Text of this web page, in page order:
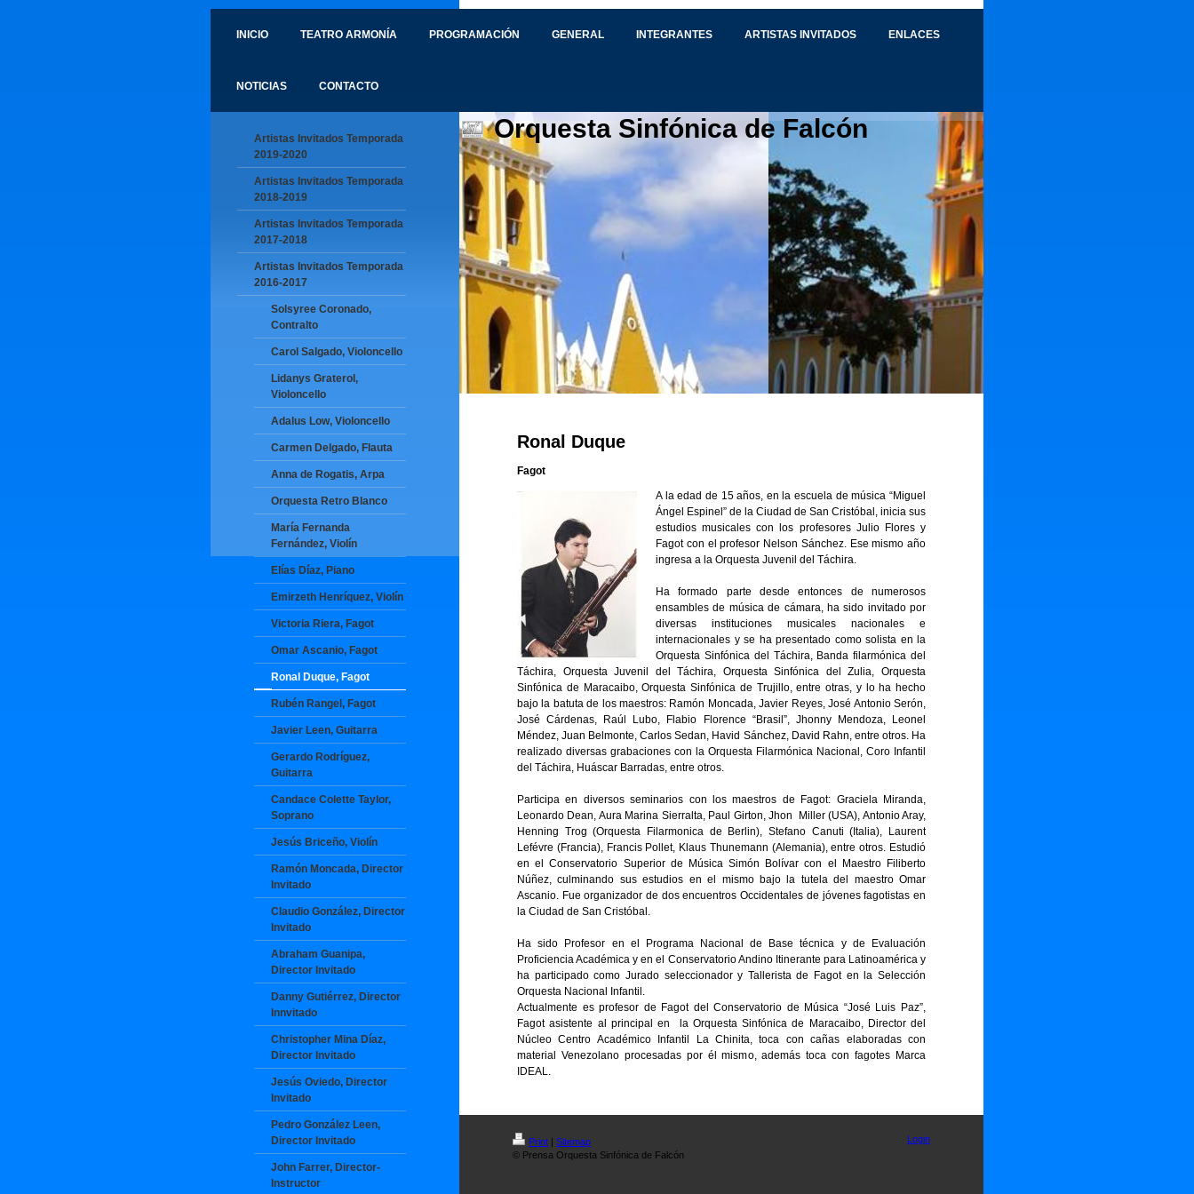
INICIO TEATRO ARMONÍA PROGRAMACIÓN GENERAL INTEGRANTES ARTISTAS INVITADOS ENLACES
NOTICIAS CONTACTO
Artistas Invitados Temporada
2019-2020
Artistas Invitados Temporada
2018-2019
Artistas Invitados Temporada
2017-2018
Artistas Invitados Temporada
2016-2017
Solsyree Coronado,
Contralto
Carol Salgado, Violoncello
Lidanys Graterol,
Violoncello
Adalus Low, Violoncello
Carmen Delgado, Flauta
Anna de Rogatis, Arpa
Orquesta Retro Blanco
María Fernanda
Fernández, Violín
Elías Díaz, Piano
Emirzeth Henríquez, Violín
Victoria Riera, Fagot
Omar Ascanio, Fagot
Ronal Duque, Fagot
Rubén Rangel, Fagot
Javier Leen, Guitarra
Gerardo Rodríguez,
Guitarra
Candace Colette Taylor,
Soprano
Jesús Briceño, Violín
Ramón Moncada, Director
Invitado
Claudio González, Director
Invitado
Abraham Guanipa,
Director Invitado
Danny Gutiérrez, Director
Innvitado
Christopher Mina Díaz,
Director Invitado
Jesús Oviedo, Director
Invitado
Pedro González Leen,
Director Invitado
John Farrer, Director-
Instructor
Orquesta Sinfónica de Falcón
Ronal Duque
Fagot
A la edad de 15 años, en la escuela de música “Miguel
Ángel Espinel” de la Ciudad de San Cristóbal, inicia sus
estudios musicales con los profesores Julio Flores y
Fagot con el profesor Nelson Sánchez. Ese mismo año
ingresa a la Orquesta Juvenil del Táchira.
Ha formado parte desde entonces de numerosos
ensambles de música de cámara, ha sido invitado por
diversas instituciones musicales nacionales e
internacionales y se ha presentado como solista en la
Orquesta Sinfónica del Táchira, Banda filarmónica del
Táchira, Orquesta Juvenil del Táchira, Orquesta Sinfónica del Zulia, Orquesta
Sinfónica de Maracaibo, Orquesta Sinfónica de Trujillo, entre otras, y lo ha hecho
bajo la batuta de los maestros: Ramón Moncada, Javier Reyes, José Antonio Serón,
José Cárdenas, Raúl Lubo, Flabio Florence “Brasil”, Jhonny Mendoza, Leonel
Méndez, Juan Belmonte, Carlos Sedan, Havid Sánchez, David Rahn, entre otros. Ha
realizado diversas grabaciones con la Orquesta Filarmónica Nacional, Coro Infantil
del Táchira, Huáscar Barradas, entre otros.
Participa en diversos seminarios con los maestros de Fagot: Graciela Miranda,
Leonardo Dean, Aura Marina Sierralta, Paul Girton, Jhon Miller (USA), Antonio Aray,
Henning Trog (Orquesta Filarmonica de Berlin), Stefano Canuti (Italia), Laurent
Lefévre (Francia), Francis Pollet, Klaus Thunemann (Alemania), entre otros. Estudió
en el Conservatorio Superior de Música Simón Bolívar con el Maestro Filiberto
Núñez, culminando sus estudios en el mismo bajo la tutela del maestro Omar
Ascanio. Fue organizador de dos encuentros Occidentales de jóvenes fagotistas en
la Ciudad de San Cristóbal.
Ha sido Profesor en el Programa Nacional de Base técnica y de Evaluación
Proficiencia Académica y en el Conservatorio Andino Itinerante para Latinoaméricay
ha participado como Jurado seleccionador y Tallerista de Fagot en la Selección
Orquesta Nacional Infantil.
Actualmente es profesor de Fagot del Conservatorio de Música “José Luis Paz”,
Fagot asistente al principal en la Orquesta Sinfónica de Maracaibo, Director del
Núcleo Centro Académico Infantil La Chinita, toca con cañas elaboradas con
material Venezolano procesadas por él mismo, además toca con fagotes Marca
IDEAL.
Print | Sitemap
© Prensa Orquesta Sinfónica de Falcón
Login